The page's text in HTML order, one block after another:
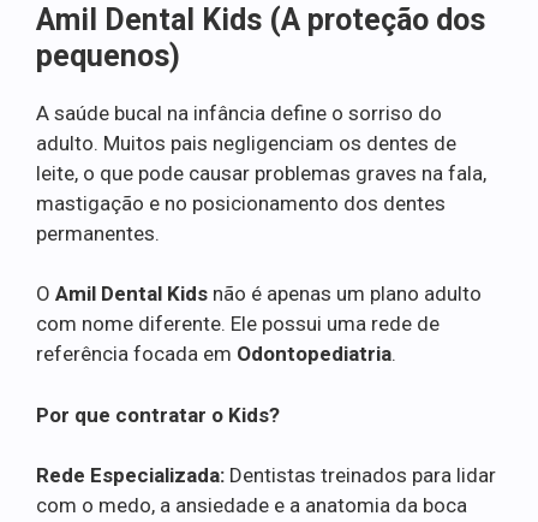
Amil Dental Kids (A proteção dos
pequenos)
A saúde bucal na infância define o sorriso do
adulto. Muitos pais negligenciam os dentes de
leite, o que pode causar problemas graves na fala,
mastigação e no posicionamento dos dentes
permanentes.
O Amil Dental Kids não é apenas um plano adulto
com nome diferente. Ele possui uma rede de
referência focada em Odontopediatria.
Por que contratar o Kids?
Rede Especializada: Dentistas treinados para lidar
com o medo, a ansiedade e a anatomia da boca